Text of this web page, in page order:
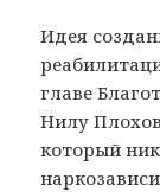
Идея
главе
Нилу
который